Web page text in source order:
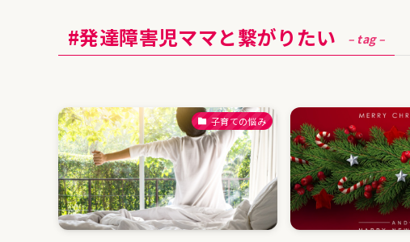
#発達障害児ママと繋がりたい – tag –
子育ての悩み